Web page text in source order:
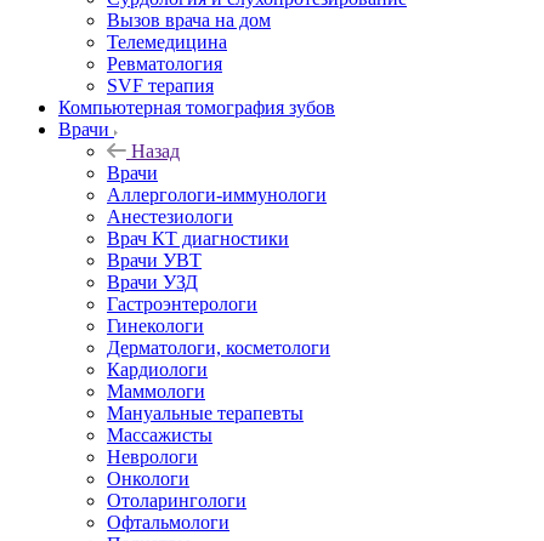
Вызов врача на дом
Телемедицина
Ревматология
SVF терапия
Компьютерная томография зубов
Врачи
Назад
Врачи
Аллергологи-иммунологи
Анестезиологи
Врач КТ диагностики
Врачи УВТ
Врачи УЗД
Гастроэнтерологи
Гинекологи
Дерматологи, косметологи
Кардиологи
Маммологи
Мануальные терапевты
Массажисты
Неврологи
Онкологи
Отоларингологи
Офтальмологи